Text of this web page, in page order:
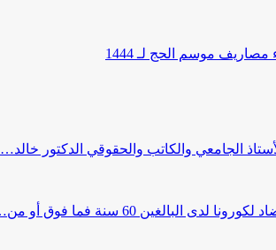
موسم الحج لـ 1444
الجامعي والكاتب والحقوقي الدكتور خالد…
البالغين 60 سنة فما فوق أو من…